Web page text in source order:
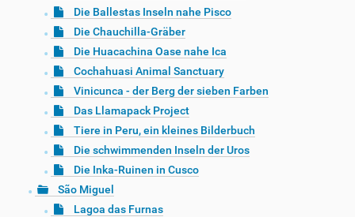
Die Ballestas Inseln nahe Pisco
Die Chauchilla-Gräber
Die Huacachina Oase nahe Ica
Cochahuasi Animal Sanctuary
Vinicunca - der Berg der sieben Farben
Das Llamapack Project
Tiere in Peru, ein kleines Bilderbuch
Die schwimmenden Inseln der Uros
Die Inka-Ruinen in Cusco
São Miguel
Lagoa das Furnas